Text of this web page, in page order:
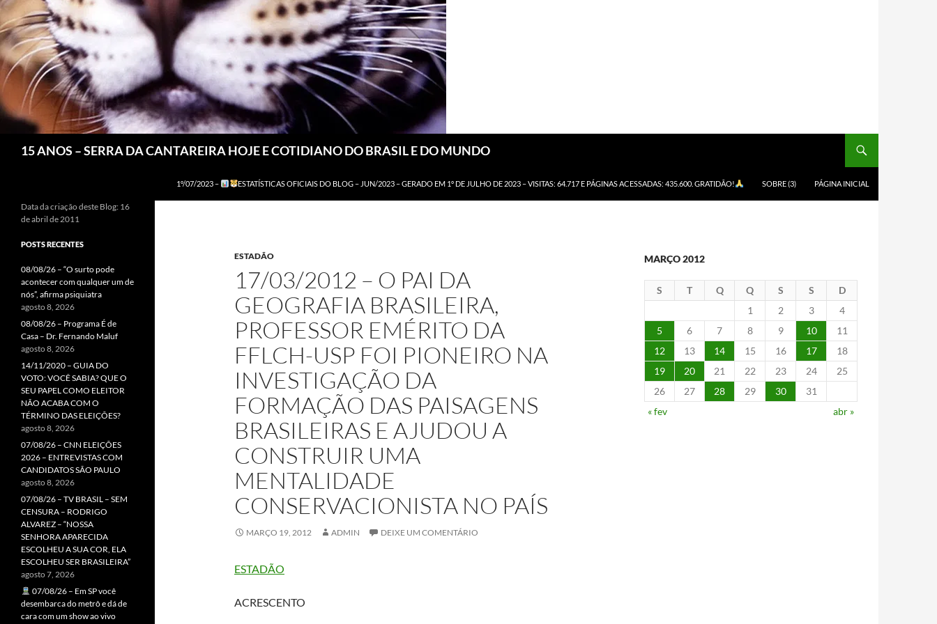
15 ANOS – SERRA DA CANTAREIRA HOJE E COTIDIANO DO BRASIL E DO MUNDO
1º/07/2023 – ESTATÍSTICAS OFICIAIS DO BLOG – JUN/2023 – GERADO EM 1º DE JULHO DE 2023 – VISITAS: 64.717 E PÁGINAS ACESSADAS: 435.600. GRATIDÃO! SOBRE (3) PÁGINA INICIAL
ESTADÃO
17/03/2012 – O PAI DA
GEOGRAFIA BRASILEIRA,
PROFESSOR EMÉRITO DA
FFLCH-USP FOI PIONEIRO NA
INVESTIGAÇÃO DA
FORMAÇÃO DAS PAISAGENS
BRASILEIRAS E AJUDOU A
CONSTRUIR UMA
MENTALIDADE
CONSERVACIONISTA NO PAÍS
MARÇO 19, 2012 ADMIN DEIXE UM COMENTÁRIO
ESTADÃO
ACRESCENTO
MARÇO 2012
S T Q Q S S
D
1
2 3
4
5
6 7 8 9 10
11
12
13 14 15 16 17
18
19
20 21 22 23 24
25
26
27 28 29 30
31
« fev
abr »
Data da criação deste Blog: 16
de abril de 2011
POSTS RECENTES
08/08/26 – “O surto pode
acontecer com qualquer um de
nós”, afirma psiquiatra
agosto 8, 2026
08/08/26 – Programa É de
Casa – Dr. Fernando Maluf
agosto 8, 2026
14/11/2020 – GUIA DO
VOTO: VOCÊ SABIA? QUE O
SEU PAPEL COMO ELEITOR
NÃO ACABA COM O
TÉRMINO DAS ELEIÇÕES?
agosto 8, 2026
07/08/26 – CNN ELEIÇÕES
2026 – ENTREVISTAS COM
CANDIDATOS SÃO PAULO
agosto 8, 2026
07/08/26 – TV BRASIL – SEM
CENSURA – RODRIGO
ALVAREZ – “NOSSA
SENHORA APARECIDA
ESCOLHEU A SUA COR, ELA
ESCOLHEU SER BRASILEIRA”
agosto 7, 2026
07/08/26 – Em SP você
desembarca do metrô e dá de
cara com um show ao vivo